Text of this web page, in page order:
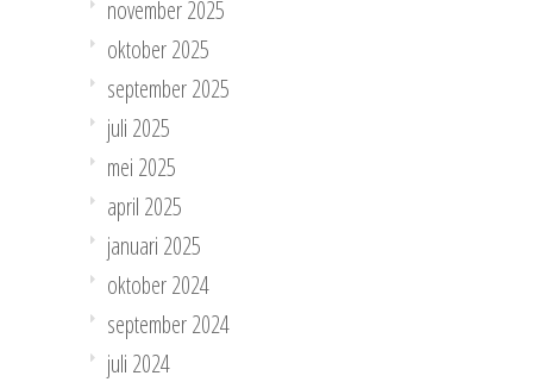
november 2025
oktober 2025
september 2025
juli 2025
mei 2025
april 2025
januari 2025
oktober 2024
september 2024
juli 2024